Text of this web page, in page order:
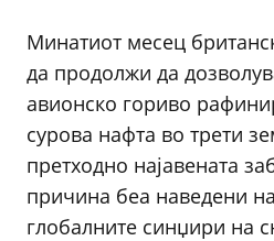
Минатиот месец
да продолжи да
авионско гориво
сурова нафта во трети
претходно најавената
причина беа наведени
глобалните синџири на